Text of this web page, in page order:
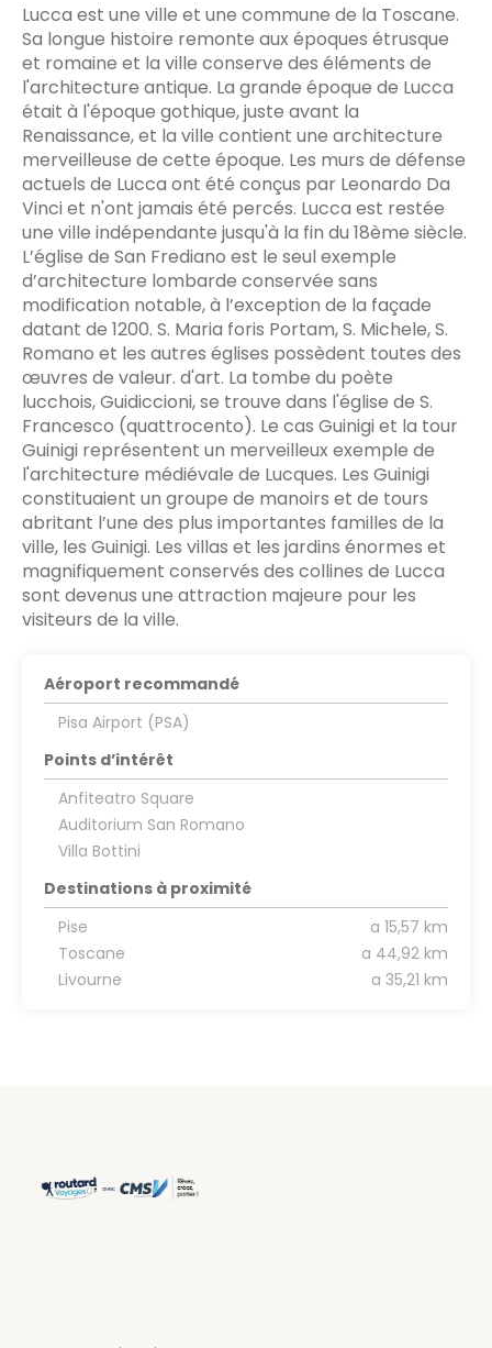
Lucca est une ville et une commune de la Toscane.
Sa longue histoire remonte aux époques étrusque
et romaine et la ville conserve des éléments de
l'architecture antique. La grande époque de Lucca
était à l'époque gothique, juste avant la
Renaissance, et la ville contient une architecture
merveilleuse de cette époque. Les murs de défense
actuels de Lucca ont été conçus par Leonardo Da
Vinci et n'ont jamais été percés. Lucca est restée
une ville indépendante jusqu'à la fin du 18ème siècle.
L’église de San Frediano est le seul exemple
d’architecture lombarde conservée sans
modification notable, à l’exception de la façade
datant de 1200. S. Maria foris Portam, S. Michele, S.
Romano et les autres églises possèdent toutes des
œuvres de valeur. d'art. La tombe du poète
lucchois, Guidiccioni, se trouve dans l'église de S.
Francesco (quattrocento). Le cas Guinigi et la tour
Guinigi représentent un merveilleux exemple de
l'architecture médiévale de Lucques. Les Guinigi
constituaient un groupe de manoirs et de tours
abritant l’une des plus importantes familles de la
ville, les Guinigi. Les villas et les jardins énormes et
magnifiquement conservés des collines de Lucca
sont devenus une attraction majeure pour les
visiteurs de la ville.
Aéroport recommandé
Pisa Airport (PSA)
Points d’intérêt
Anfiteatro Square
Auditorium San Romano
Villa Bottini
Destinations à proximité
Pise
a 15,57 km
Toscane
a 44,92 km
Livourne
a 35,21 km